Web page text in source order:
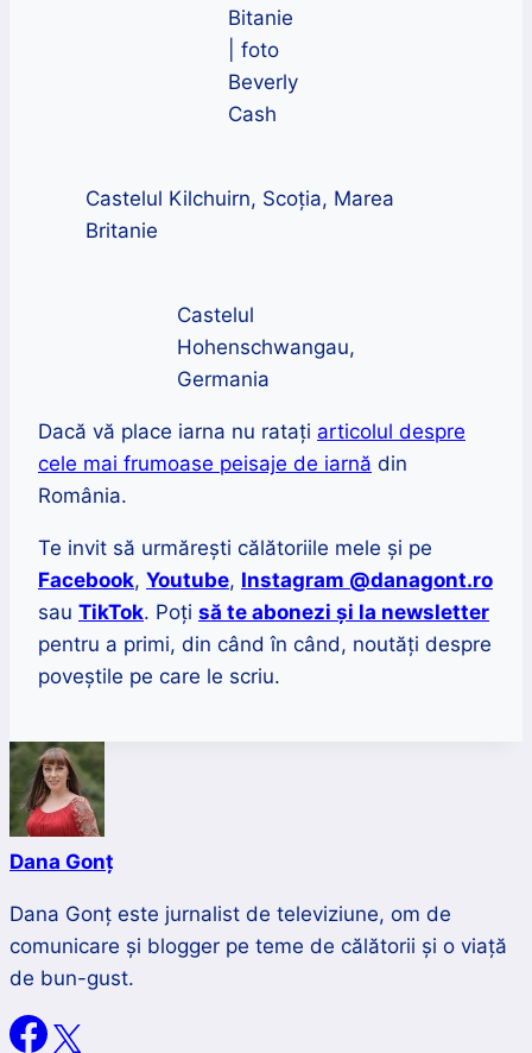
Bitanie
| foto
Beverly
Cash
Castelul Kilchuirn, Scoția, Marea
Britanie
Castelul
Hohenschwangau,
Germania
Dacă vă place iarna nu ratați articolul despre
cele mai frumoase peisaje de iarnă din
România.
Te invit să urmărești călătoriile mele și pe
Facebook, Youtube, Instagram @danagont.ro
sau TikTok. Poți să te abonezi și la newsletter
pentru a primi, din când în când, noutăți despre
poveștile pe care le scriu.
Dana Gonț
Dana Gonț este jurnalist de televiziune, om de
comunicare și blogger pe teme de călătorii și o viață
de bun-gust.